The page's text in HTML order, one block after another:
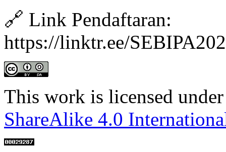
🔗 Link Pendaftaran:
https://linktr.ee/
This work is licensed
ShareAlike 4.0